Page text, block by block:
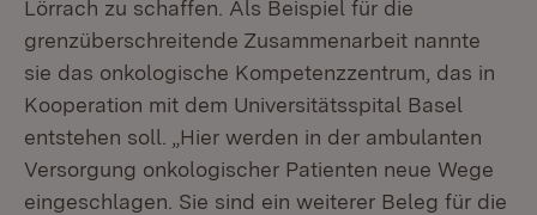
Lörrach zu schaffen. Als Beispiel für die
grenzüberschreitende Zusammenarbeit nannte
sie das onkologische Kompetenzzentrum, das in
Kooperation mit dem Universitätsspital Basel
entstehen soll. „Hier werden in der ambulanten
Versorgung onkologischer Patienten neue Wege
eingeschlagen. Sie sind ein weiterer Beleg für die